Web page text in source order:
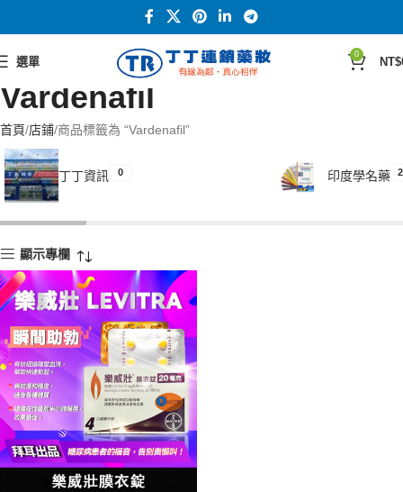
選單
0
NT$
Vardenafil
首頁 店鋪 商品標籤為 “Vardenafil”
丁丁資訊 0 印度學名藥
顯示專欄